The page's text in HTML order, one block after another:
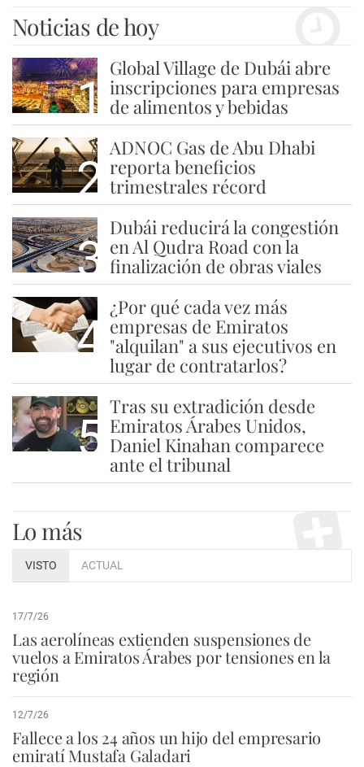
Noticias de hoy
1
Global Village de Dubái abre
inscripciones para empresas
de alimentos y bebidas
2
ADNOC Gas de Abu Dhabi
reporta beneficios
trimestrales récord
3
Dubái reducirá la congestión
en Al Qudra Road con la
finalización de obras viales
4
¿Por qué cada vez más
empresas de Emiratos
"alquilan" a sus ejecutivos en
lugar de contratarlos?
5
Tras su extradición desde
Emiratos Árabes Unidos,
Daniel Kinahan comparece
ante el tribunal
Lo más
VISTO ACTUAL
17/7/26
Las aerolíneas extienden suspensiones de
vuelos a Emiratos Árabes por tensiones en la
región
12/7/26
Fallece a los 24 años un hijo del empresario
emiratí Mustafa Galadari